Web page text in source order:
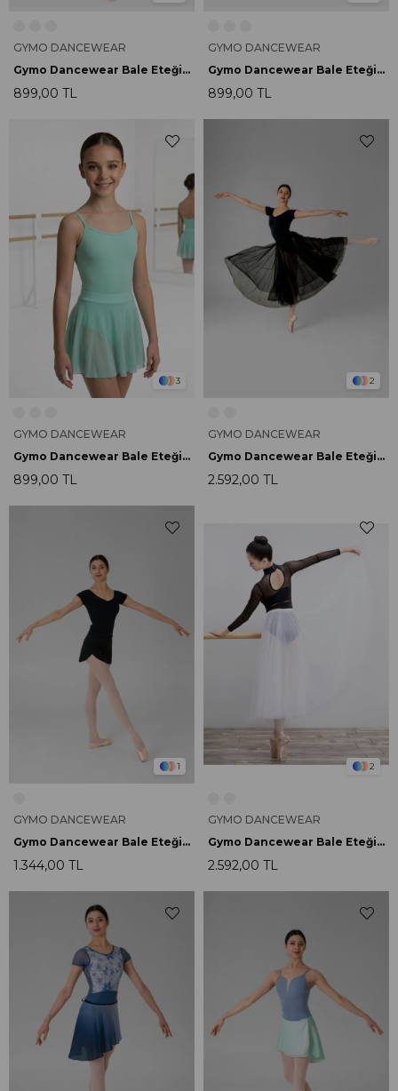
GYMO DANCEWEAR
Gymo Dancewear Bale Eteği Doris Asker Yeşili
899,00 TL
GYMO DANCEWEAR
Gymo Dancewear Bale Eteği Doris Bordo
899,00 TL
3
GYMO DANCEWEAR
Gymo Dancewear Bale Eteği Doris Mint
899,00 TL
2
GYMO DANCEWEAR
Gymo Dancewear Bale Eteği Feather Siyah
2.592,00 TL
1
GYMO DANCEWEAR
Gymo Dancewear Bale Eteği Flow Siyah
1.344,00 TL
2
GYMO DANCEWEAR
Gymo Dancewear Bale Eteği Feather Beyaz
2.592,00 TL